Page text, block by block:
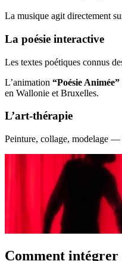
La musique agit directement
La poésie interactive
Les textes poétiques connus
L’animation “Poésie Animée”
en Wallonie et Bruxelles.
L’art-thérapie
Peinture, collage, modelage —
Comment intégrer